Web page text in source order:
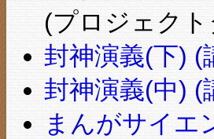
(プロジェク
封神演義(下) (
封神演義(中) (
まんがサイエ